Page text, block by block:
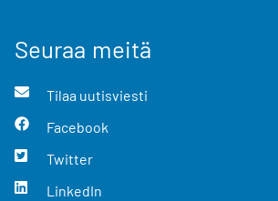
Seuraa meitä
Tilaa uutisviesti
Facebook
Twitter
LinkedIn